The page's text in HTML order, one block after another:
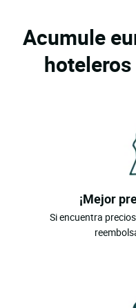
Acumule
¡Mejor
Si encuentra